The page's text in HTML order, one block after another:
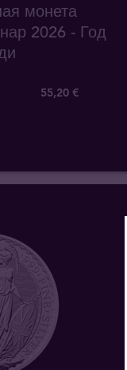
монета
2026 - Год
55,20 €